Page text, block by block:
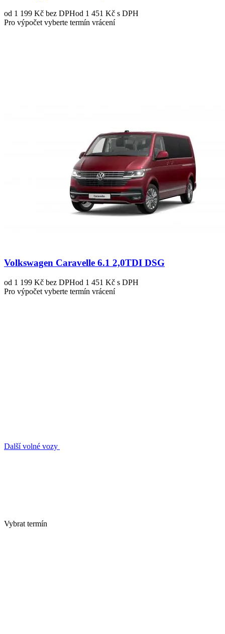
od 1 199 Kč bez DPHod 1 451 Kč s DPH
Pro výpočet vyberte termín vrácení
Volkswagen Caravelle 6.1 2,0TDI DSG
od 1 199 Kč bez DPHod 1 451 Kč s DPH
Pro výpočet vyberte termín vrácení
Další volné vozy
Vybrat termín